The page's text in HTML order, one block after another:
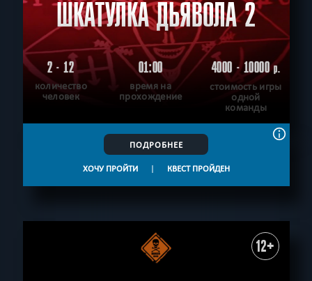
ШКАТУЛКА ДЬЯВОЛА 2
2 - 12
количество
человек
01:00
время на
прохождение
4000 - 10000р.
стоимость игры
одной
команды
ПОДРОБНЕЕ
ХОЧУ ПРОЙТИ | КВЕСТ ПРОЙДЕН
12+